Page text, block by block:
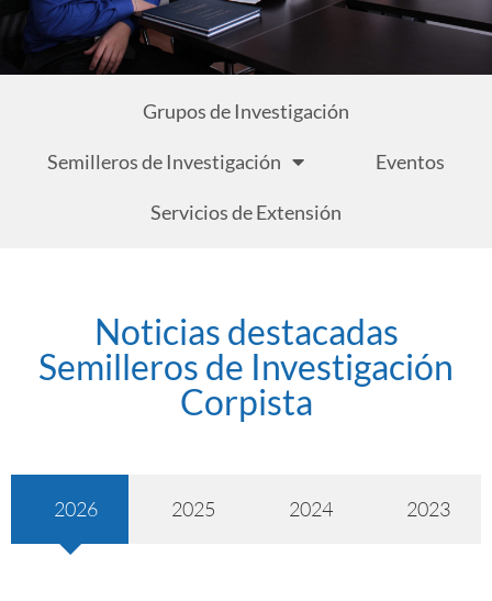
Grupos de Investigación
Semilleros de Investigación Eventos
Servicios de Extensión
Noticias destacadas
Semilleros de Investigación
Corpista
2026 2025 2024 2023